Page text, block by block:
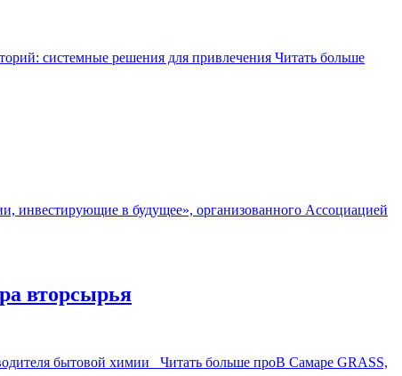
системные решения для привлечения Читать больше
инвестирующие в будущее», организованного Ассоциацией
вторсырья
бытовой химии Читать больше проВ Самаре GRASS,